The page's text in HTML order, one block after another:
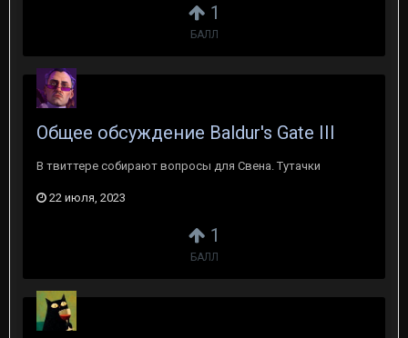
1
БАЛЛ
1
БАЛЛ
Общее обсуждение Baldur's Gate III
В твиттере собирают вопросы для Свена. Тутачки
22 июля, 2023